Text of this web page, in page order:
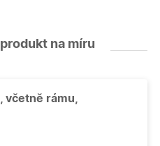
na míru
včetně rámu,